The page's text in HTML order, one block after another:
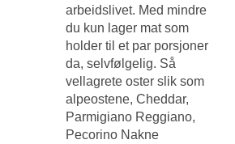
arbeidslivet. Med mindre
du kun lager mat som
holder til et par porsjoner
da, selvfølgelig. Så
vellagrete oster slik som
alpeostene, Cheddar,
Parmigiano Reggiano,
Pecorino Nakne